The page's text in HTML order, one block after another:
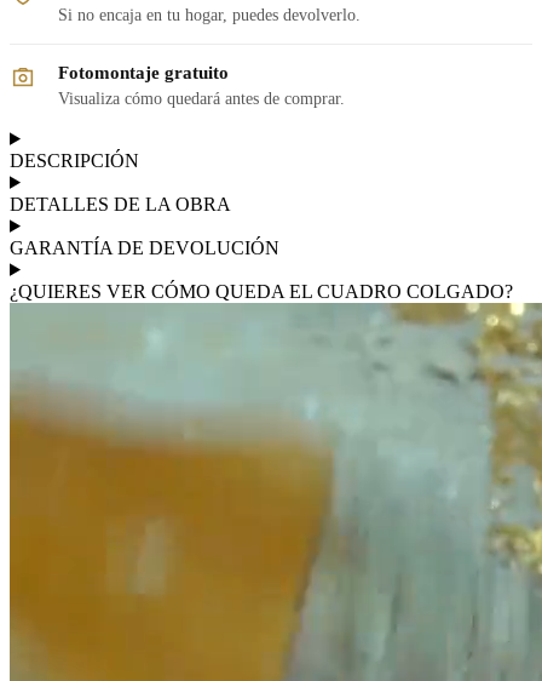
Si no encaja en tu hogar, puedes devolverlo.
Fotomontaje gratuito
Visualiza cómo quedará antes de comprar.
DESCRIPCIÓN
DETALLES DE LA OBRA
GARANTÍA DE DEVOLUCIÓN
¿QUIERES VER CÓMO QUEDA EL CUADRO COLGADO?